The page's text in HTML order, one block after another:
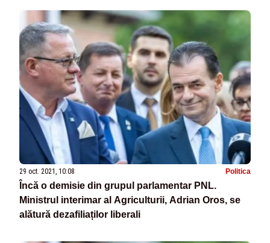
29 oct. 2021, 10:08 Politica
Încă o demisie din grupul parlamentar PNL.
Ministrul interimar al Agriculturii, Adrian Oros, se
alătură dezafiliaților liberali